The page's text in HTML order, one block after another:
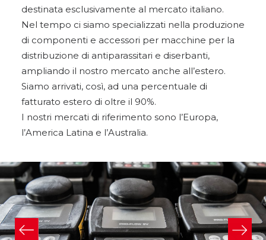
destinata esclusivamente al mercato italiano.
Nel tempo ci siamo specializzati nella produzione
di componenti e accessori per macchine per la
distribuzione di antiparassitari e diserbanti,
ampliando il nostro mercato anche all’estero.
Siamo arrivati, così, ad una percentuale di
fatturato estero di oltre il 90%.
I nostri mercati di riferimento sono l’Europa,
l’America Latina e l’Australia.